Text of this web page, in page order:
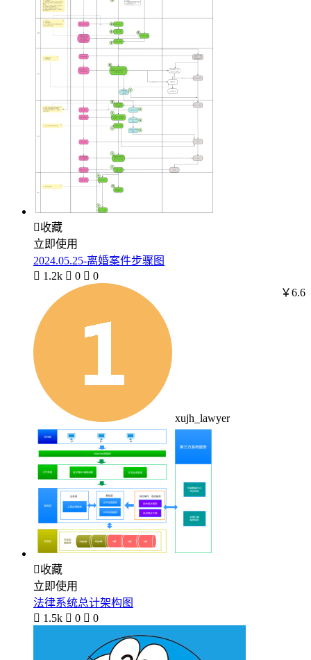
收藏
立即使用
2024.05.25-离婚案件步骤图
 1.2k  0  0
xujh_lawyer
￥6.6
收藏
立即使用
法律系统总计架构图
 1.5k  0  0